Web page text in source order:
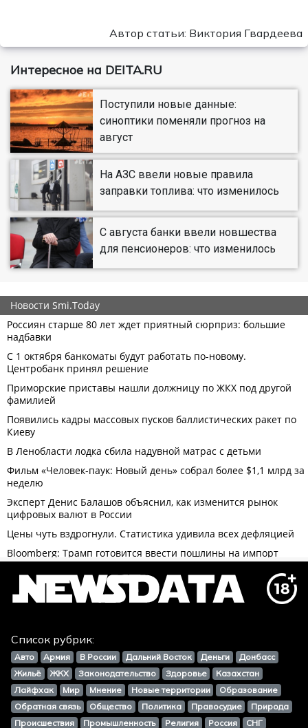
Автор статьи: Виктория Гвардеева
Интересное на DEITA.RU
Поступили новые данные:
синоптики поменяли прогноз на
август
На АЗС ввели новые правила
заправки топлива: что изменилось
С августа банки ввели новшества
для пенсионеров: что изменилось
Список рубрик:
Авто Армия В России Дальний Восток Деньги
Донбасс
Жильё
ЖКХ Законодательство Здоровье
Казахстан
Лайфхак
Мир Мнение Новые территории
Образование
Обратная связь
Общество Политика Правосудие
Природа
Происшествия
Промышленность Религия Россия СНГ